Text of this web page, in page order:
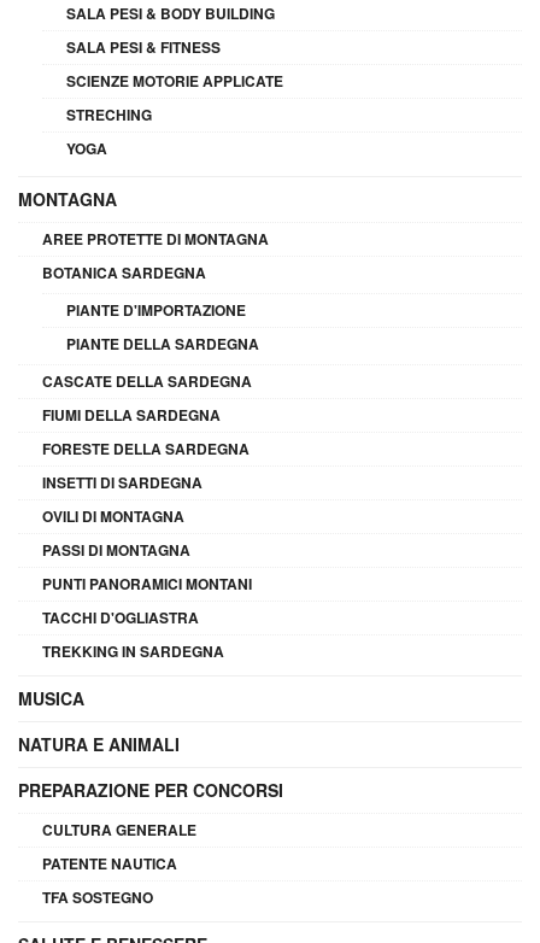
SALA PESI & BODY BUILDING
SALA PESI & FITNESS
SCIENZE MOTORIE APPLICATE
STRECHING
YOGA
MONTAGNA
AREE PROTETTE DI MONTAGNA
BOTANICA SARDEGNA
PIANTE D'IMPORTAZIONE
PIANTE DELLA SARDEGNA
CASCATE DELLA SARDEGNA
FIUMI DELLA SARDEGNA
FORESTE DELLA SARDEGNA
INSETTI DI SARDEGNA
OVILI DI MONTAGNA
PASSI DI MONTAGNA
PUNTI PANORAMICI MONTANI
TACCHI D'OGLIASTRA
TREKKING IN SARDEGNA
MUSICA
NATURA E ANIMALI
PREPARAZIONE PER CONCORSI
CULTURA GENERALE
PATENTE NAUTICA
TFA SOSTEGNO